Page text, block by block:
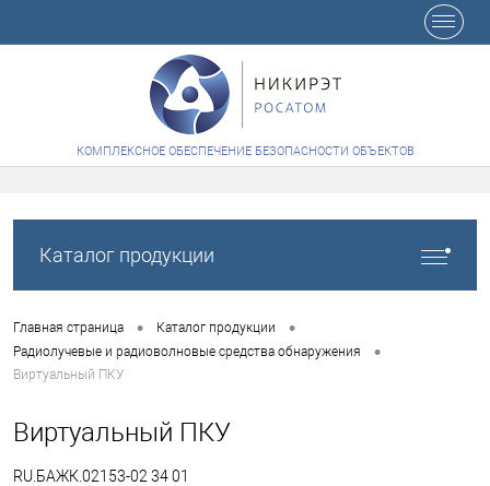
КОМПЛЕКСНОЕ ОБЕСПЕЧЕНИЕ БЕЗОПАСНОСТИ ОБЪЕКТОВ
Каталог продукции
Главная страница • Каталог продукции •
Радиолучевые и радиоволновые средства обнаружения •
Виртуальный ПКУ
Виртуальный ПКУ
RU.БАЖК.02153-02 34 01